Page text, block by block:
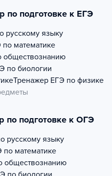
по подготовке к ЕГЭ
русскому языку
по математике
обществознанию
по биологии
Тренажер ЕГЭ по физике
по подготовке к ОГЭ
русскому языку
математике
обществознанию